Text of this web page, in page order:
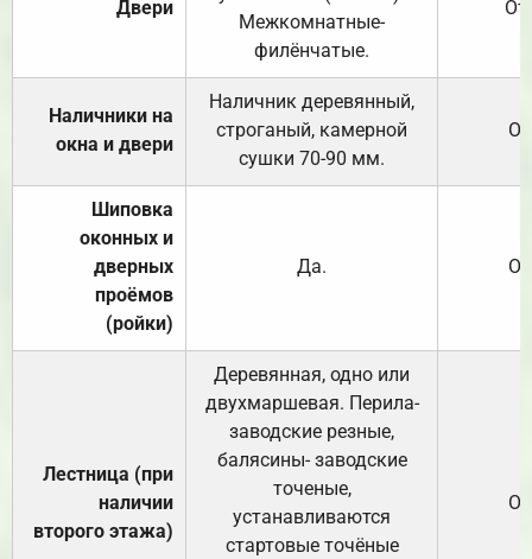
Двери
Межкомнатные-
филёнчатые.
Наличники на
окна и двери
Наличник деревянный,
строганый, камерной
сушки 70-90 мм.
Шиповка
оконных и
дверных
проёмов
(ройки)
Да.
Лестница (при
наличии
второго этажа)
Деревянная, одно или
двухмаршевая. Перила-
заводские резные,
балясины- заводские
точеные,
устанавливаются
стартовые точёные